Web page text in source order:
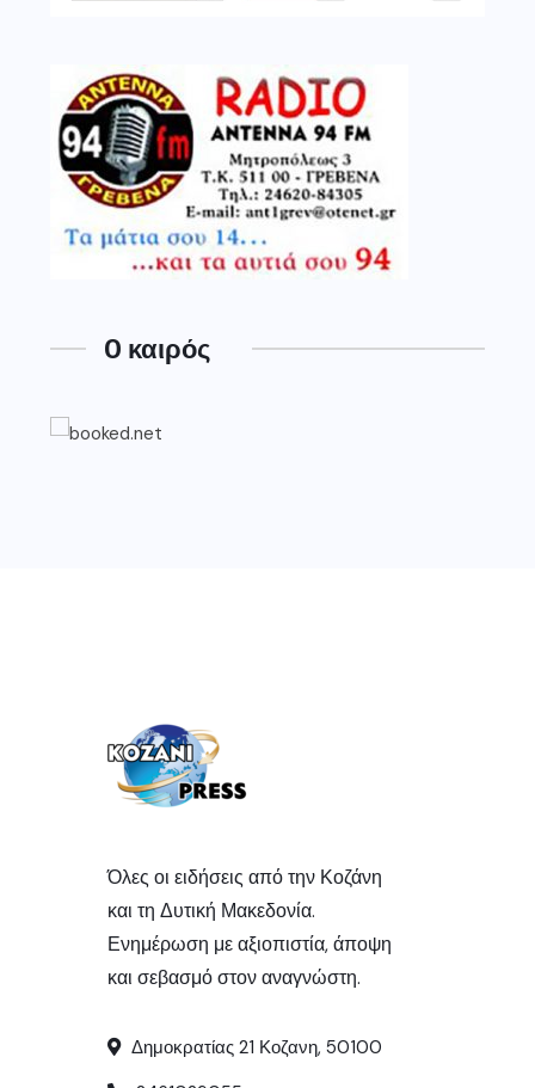
O καιρός
Όλες οι ειδήσεις από την Κοζάνη
και τη Δυτική Μακεδονία.
Ενημέρωση με αξιοπιστία, άποψη
και σεβασμό στον αναγνώστη.
Δημοκρατίας 21 Κοζανη, 50100